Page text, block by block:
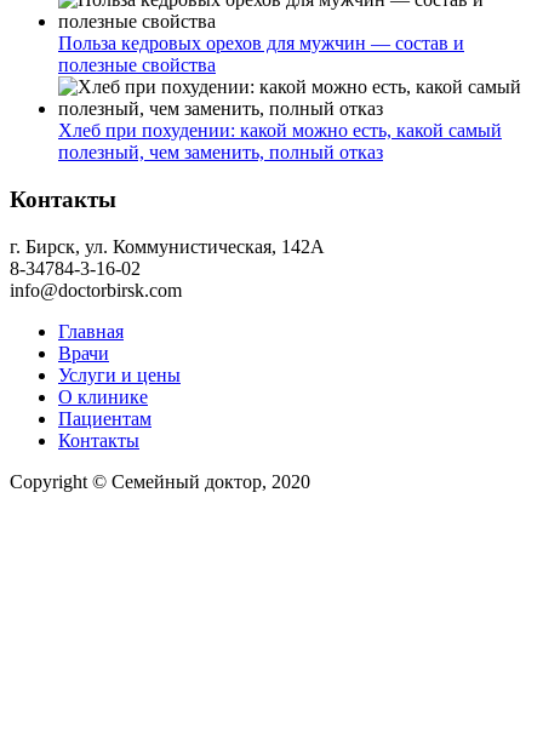
Польза кедровых орехов для мужчин — состав и
полезные свойства
Хлеб при похудении: какой можно есть, какой самый
полезный, чем заменить, полный отказ
Контакты
г. Бирск, ул. Коммунистическая, 142А
8-34784-3-16-02
info@doctorbirsk.com
Главная
Врачи
Услуги и цены
О клинике
Пациентам
Контакты
Copyright © Семейный доктор, 2020